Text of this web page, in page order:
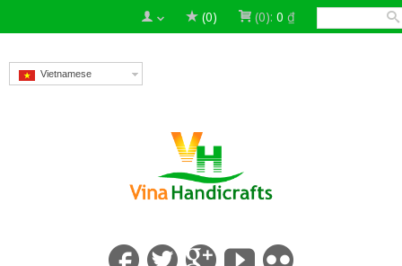
(0) (0): 0 ₫
Vietnamese